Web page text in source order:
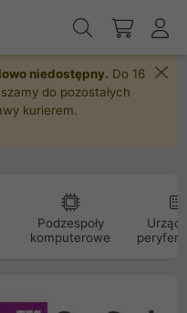
niedostępny. Do 16
do pozostałych
kurierem.
Podzespoły
komputerowe